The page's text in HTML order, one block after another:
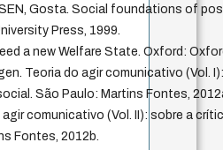
Gosta. Social foundations of
Press, 1999.
need a new Welfare State. Oxford:
Teoria do agir comunicativo (Vol.
São Paulo: Martins Fontes,
agir comunicativo (Vol. II): sobre a
Fontes, 2012b.